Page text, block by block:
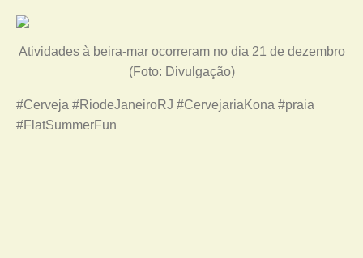
Atividades à beira-mar ocorreram no dia 21 de dezembro
(Foto: Divulgação)
#Cerveja #RiodeJaneiroRJ #CervejariaKona #praia
#FlatSummerFun